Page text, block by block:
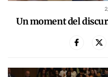
2
Un moment del